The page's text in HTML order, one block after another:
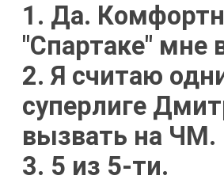
1. Да.
"Спартаке" мне
2. Я считаю
суперлиге
вызвать на ЧМ.
3. 5 из 5-ти.